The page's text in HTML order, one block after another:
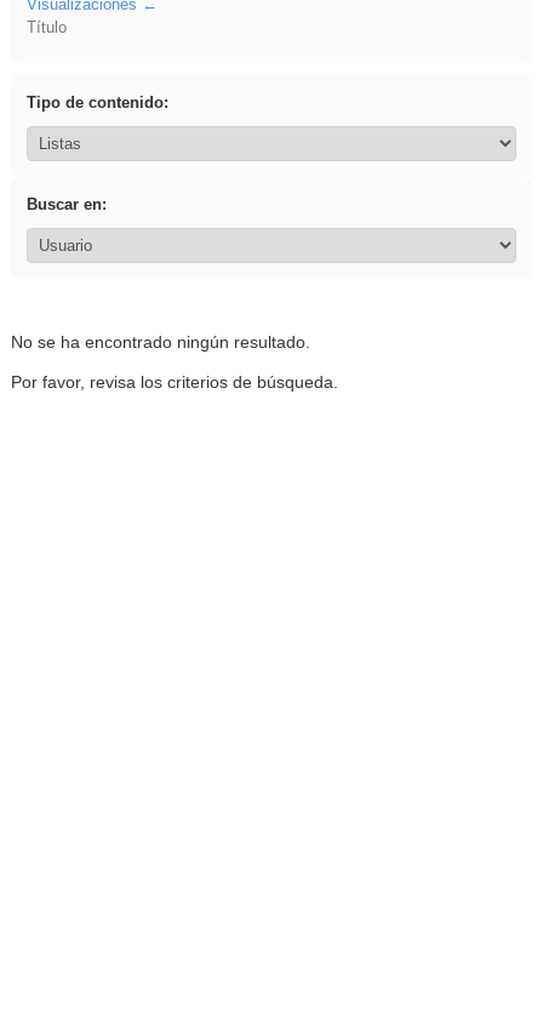
Visualizaciones
Título
Tipo de contenido:
Buscar en:
No se ha encontrado ningún resultado.
Por favor, revisa los criterios de búsqueda.